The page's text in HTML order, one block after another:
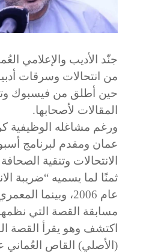
جنّد الأديب والإعلامي
حين أطلق من فيسبوك
المقالات لأصحابها.
ورغم مشاغله الوظيفية
عمان ومقدم لبرنامج
الانتحالات وتنقية
ثمنًا لما يسميه “ضريبة
عام 2006، وبينما
مسابقة القصة التي
اكتشف وهو يقرأ القصة
(الأصلي) القاص العُماني